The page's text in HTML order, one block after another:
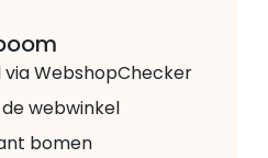
via WebshopChecker
webwinkel
bomen